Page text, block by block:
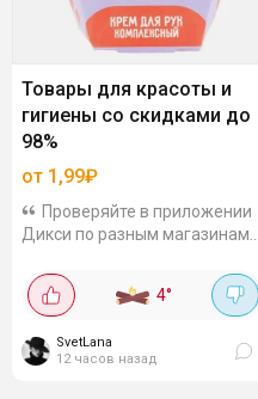
Товары для красоты и
гигиены со скидками до
98%
от 1,99₽
Проверяйте в приложении
Дикси по разным магазинам.
отличаться. Это не все скидки,
просто пример. У вас может
разделе...
4°
SvetLana
12 часов назад